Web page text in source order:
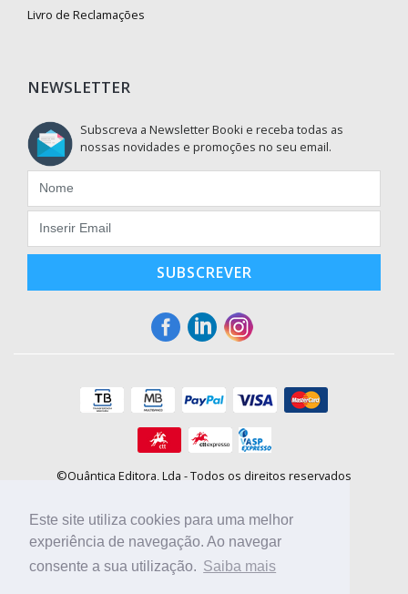
Este site utiliza cookies para uma melhor
experiência de navegação. Ao navegar
consente a sua utilização. Saiba mais
Livro de Reclamações
NEWSLETTER
Subscreva a Newsletter Booki e receba todas as
nossas novidades e promoções no seu email.
SUBSCREVER
©Quântica Editora, Lda - Todos os direitos reservados
E-mail: info@booki.pt
Tel.: +351 220 104 872(custo de chamada para a rede fixa